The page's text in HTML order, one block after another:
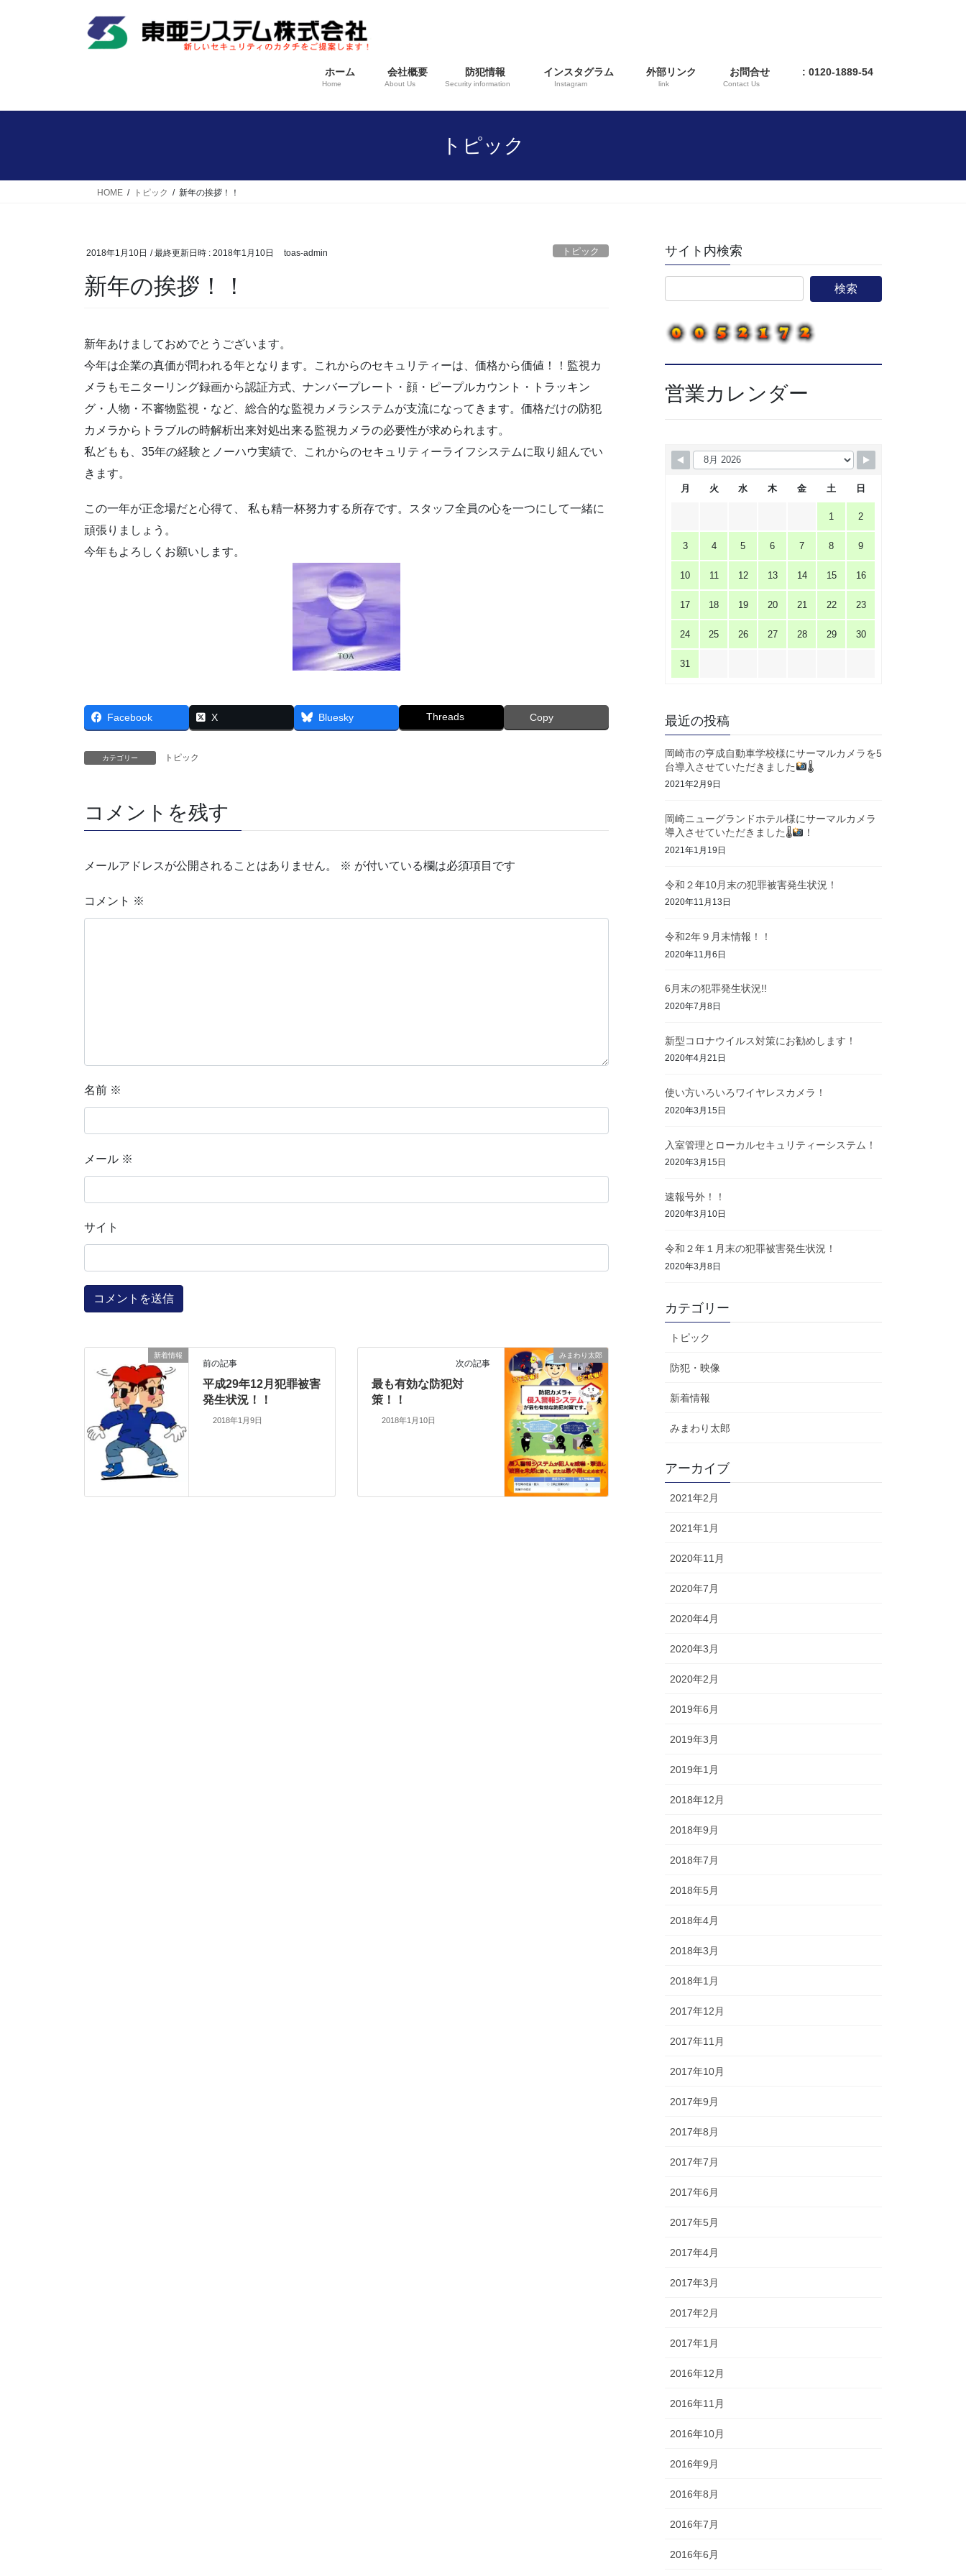
ス
ン
ホーム
Home
会社概要
About Us
防犯情報
Security information
インスタグラム
Instagram
外部リンク
link
お問合せ
Contact Us
: 0120-1889-54
トピック
HOME トピック 新年の挨拶！！
2018年1月10日 / 最終更新日時 : 2018年1月10日 toas-admin トピック
新年の挨拶！！
新年あけましておめでとうございます。
今年は企業の真価が問われる年となります。これからのセキュリティーは、価格から価値！！監視カ
メラもモニターリング録画から認証方式、ナンバープレート・顔・ピープルカウント・トラッキン
グ・人物・不審物監視・など、総合的な監視カメラシステムが支流になってきます。価格だけの防犯
カメラからトラブルの時解析出来対処出来る監視カメラの必要性が求められます。
私どもも、35年の経験とノーハウ実績で、これからのセキュリティーライフシステムに取り組んでい
きます。
この一年が正念場だと心得て、 私も精一杯努力する所存です。スタッフ全員の心を一つにして一緒に
頑張りましょう。
今年もよろしくお願いします。
Facebook X Bluesky Threads Copy
カテゴリー トピック
コメントを残す
メールアドレスが公開されることはありません。 ※ が付いている欄は必須項目です
コメント ※
名前 ※
メール ※
サイト
新着情報
前の記事
平成29年12月犯罪被害
発生状況！！
2018年1月9日
みまわり太郎
次の記事
最も有効な防犯対
策！！
2018年1月10日
サイト内検索
営業カレンダー
月 火 水 木 金 土 日
1 2
3 4 5 6 7 8 9
10 11 12 13 14 15 16
17 18 19 20 21 22 23
24 25 26 27 28 29 30
31
最近の投稿
岡崎市の亨成自動車学校様にサーマルカメラを5
台導入させていただきました
🌡
2021年2月9日
岡崎ニューグランドホテル様にサーマルカメラ
導入させていただきました🌡
！
2021年1月19日
令和２年10月末の犯罪被害発生状況！
2020年11月13日
令和2年９月末情報！！
2020年11月6日
6月末の犯罪発生状況!!
2020年7月8日
新型コロナウイルス対策にお勧めします！
2020年4月21日
使い方いろいろワイヤレスカメラ！
2020年3月15日
入室管理とローカルセキュリティーシステム！
2020年3月15日
速報号外！！
2020年3月10日
令和２年１月末の犯罪被害発生状況！
2020年3月8日
カテゴリー
トピック
防犯・映像
新着情報
みまわり太郎
アーカイブ
2021年2月
2021年1月
2020年11月
2020年7月
2020年4月
2020年3月
2020年2月
2019年6月
2019年3月
2019年1月
2018年12月
2018年9月
2018年7月
2018年5月
2018年4月
2018年3月
2018年1月
2017年12月
2017年11月
2017年10月
2017年9月
2017年8月
2017年7月
2017年6月
2017年5月
2017年4月
2017年3月
2017年2月
2017年1月
2016年12月
2016年11月
2016年10月
2016年9月
2016年8月
2016年7月
2016年6月